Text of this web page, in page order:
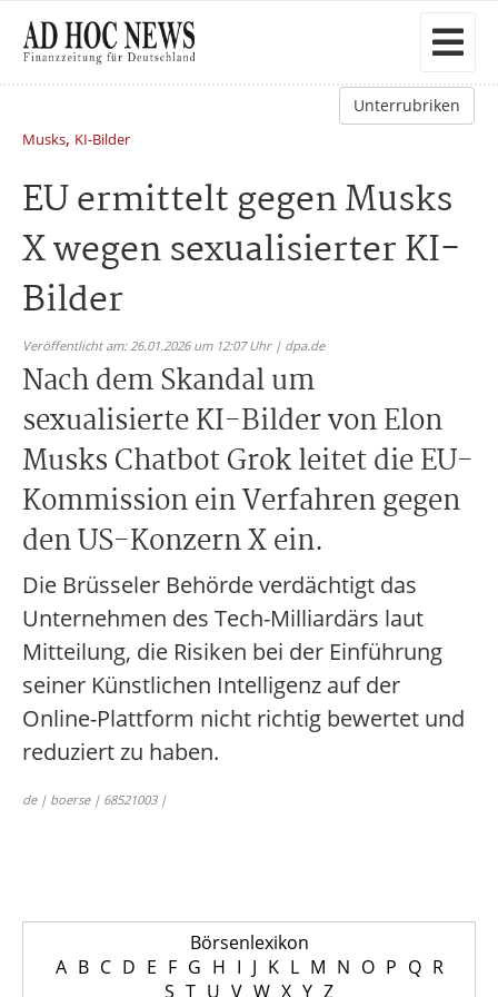
Unterrubriken
Musks, KI-Bilder
EU ermittelt gegen Musks
X wegen sexualisierter KI-
Bilder
Veröffentlicht am: 26.01.2026 um 12:07 Uhr | dpa.de
Nach dem Skandal um
sexualisierte KI-Bilder von Elon
Musks Chatbot Grok leitet die EU-
Kommission ein Verfahren gegen
den US-Konzern X ein.
Die Brüsseler Behörde verdächtigt das
Unternehmen des Tech-Milliardärs laut
Mitteilung, die Risiken bei der Einführung
seiner Künstlichen Intelligenz auf der
Online-Plattform nicht richtig bewertet und
reduziert zu haben.
de | boerse | 68521003 |
Börsenlexikon
A B C D E F G H I J K L M N O P Q R
S T U V W X Y Z